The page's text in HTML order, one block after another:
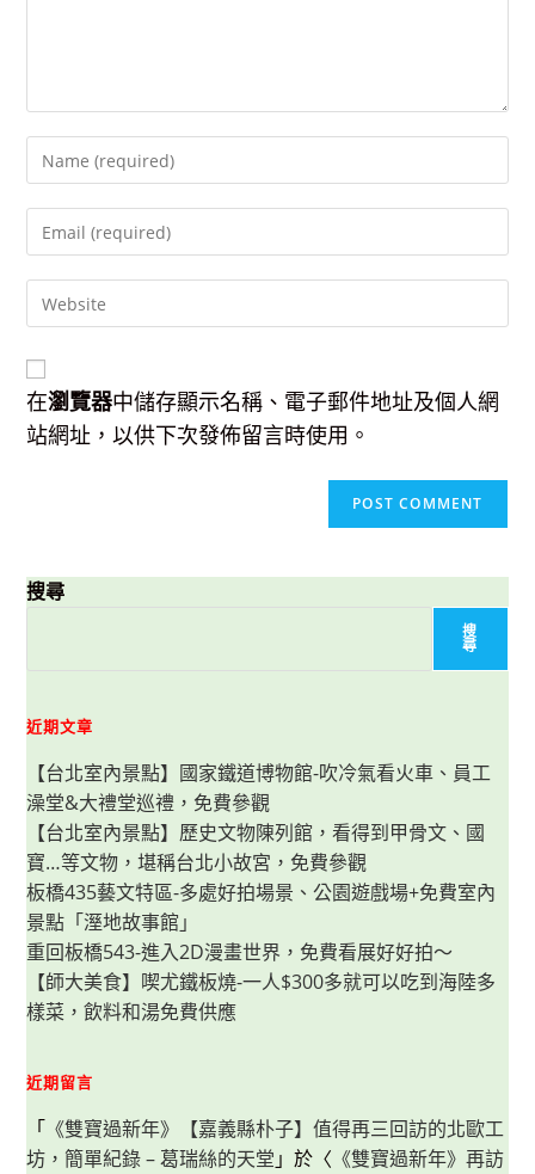
your
username
to
comment
your
address
toyour
(optional)
在瀏覽器中儲存顯示名稱、電子郵件地址及個人網
站網址，以供下次發佈留言時使用。
搜尋
搜
尋
近期文章
【台北室內景點】國家鐵道博物館-吹冷氣看火車、員工
澡堂&大禮堂巡禮，免費參觀
【台北室內景點】歷史文物陳列館，看得到甲骨文、國
寶…等文物，堪稱台北小故宮，免費參觀
板橋435藝文特區-多處好拍場景、公園遊戲場+免費室內
景點「溼地故事館」
重回板橋543-進入2D漫畫世界，免費看展好好拍～
【師大美食】喫尤鐵板燒-一人$300多就可以吃到海陸多
樣菜，飲料和湯免費供應
近期留言
「 《雙寶過新年》【嘉義縣朴子】值得再三回訪的北歐工
坊，簡單紀錄 – 葛瑞絲的天堂 」於〈 《雙寶過新年》再訪